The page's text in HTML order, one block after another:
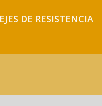
EJES DE RESISTENCIA